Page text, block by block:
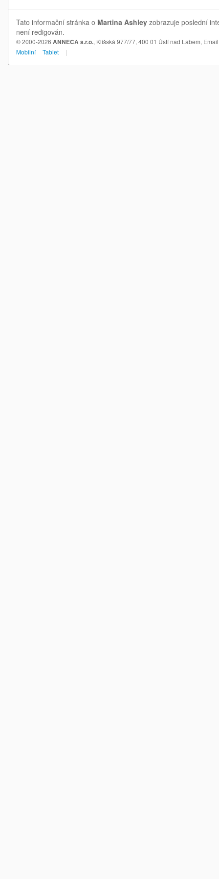
Tato informační stránka o Martina Ashley zobrazuje poslední
není redigován.
© 2000-2026 ANNECA s.r.o., Klíšská 977/77, 400 01 Ústí nad Labem,
Mobilní
Tablet |